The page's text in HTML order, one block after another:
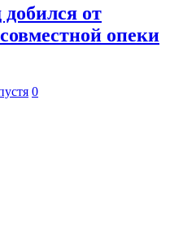
добился от
опеки
0